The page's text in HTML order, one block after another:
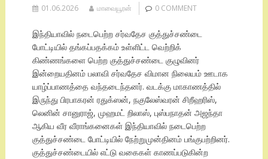
01.06.2026 மாவையூரன் 0 COMMENT
இந்தியாவில் நடைபெற்ற சர்வதேச குத்துச்சண்டை
போட்டியில் தங்கப்பதக்கம் உள்ளிட்ட வெற்றிக்
கிண்ணங்களை பெற்ற குத்துச்சண்டை குழுவினர்
இன்றையதினம் பலாவி சர்வதேச விமான நிலையம் ஊடாக
யாழ்ப்பாணத்தை வந்தடைந்தனர். வடக்கு மாகாணத்தில்
இருந்து பிரபாகரன் ரதுக்ஸன், நகுலேஸ்வரன் சிறீஹரிஸ்,
லெனின் சானுராஜ், முஹமட் றிலாஸ், புஸ்பநாதன் அஜந்தா
ஆகிய வீர வீராங்கனைகள் இந்தியாவில் நடைபெற்ற
குத்துச்சண்டை போட்டியில் நேற்றுமுன்தினம் பங்குபற்றினர்.
குத்துச்சண்டையில் எட்டு வகைகள் காணப்படுகின்ற